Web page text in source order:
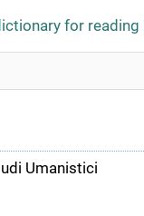
for
Umanistici